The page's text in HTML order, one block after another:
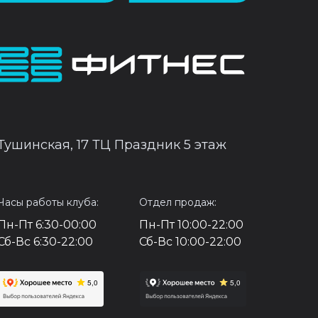
17 ТЦ Праздник 5 этаж
работы клуба: Отдел продаж:
Пт 6:30-00:00
Вс 6:30-22:00
Пн-Пт 10:00-22:00
Сб-Вс 10:00-22:00